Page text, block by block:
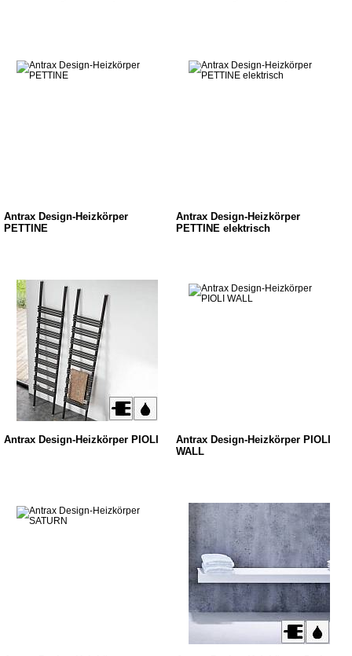
Antrax Design-Heizkörper
PETTINE
Antrax Design-Heizkörper
PETTINE elektrisch
Antrax Design-Heizkörper PIOLI
Antrax Design-Heizkörper PIOLI
WALL